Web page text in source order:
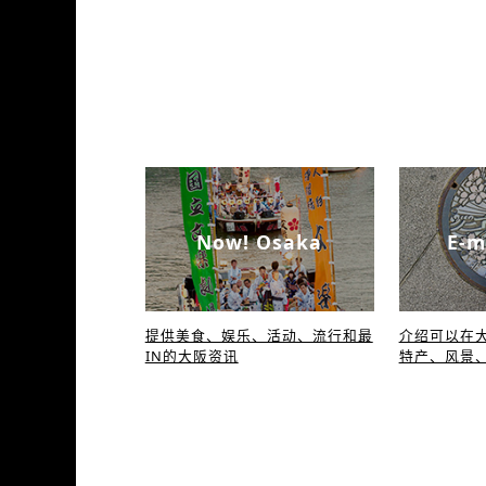
Now! Osaka
提供美食、娱乐、活动、流行和最
IN的大阪资讯
E-
介绍可以在
特产、风景